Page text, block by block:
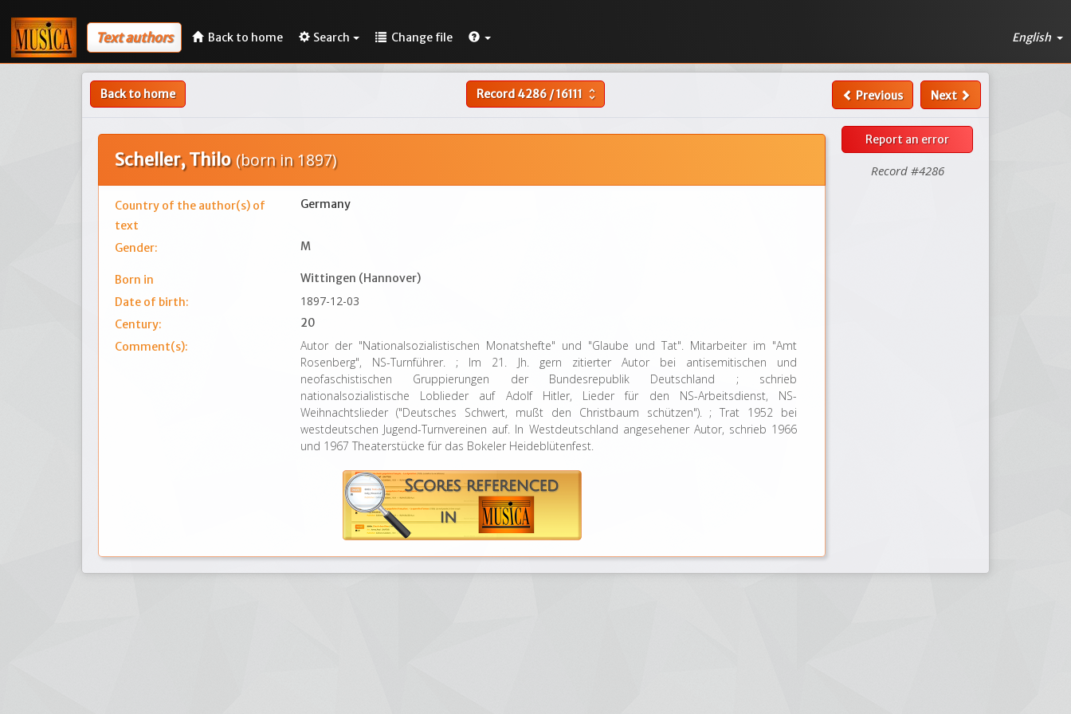
Text authors Back to home Search Change file English
Back to home Record4286/16111 unfold_more Previous Next
Scheller, Thilo(born in 1897)
Country of the author(s) of
text
Germany
Gender: M
Born in
Wittingen (Hannover)
Date of birth:
1897-12-03
Century:
20
Comment(s):
Autor der "Nationalsozialistischen Monatshefte" und "Glaube und Tat". Mitarbeiter im "Amt
Rosenberg", NS-Turnführer. ; Im 21. Jh. gern zitierter Autor bei antisemitischen und
neofaschistischen Gruppierungen der Bundesrepublik Deutschland ; schrieb
nationalsozialistische Loblieder auf Adolf Hitler, Lieder für den NS-Arbeitsdienst, NS-
Weihnachtslieder ("Deutsches Schwert, mußt den Christbaum schützen"). ; Trat 1952 bei
westdeutschen Jugend-Turnvereinen auf. In Westdeutschland angesehener Autor, schrieb 1966
und 1967 Theaterstücke für das Bokeler Heideblütenfest.
Report an error
Record #4286